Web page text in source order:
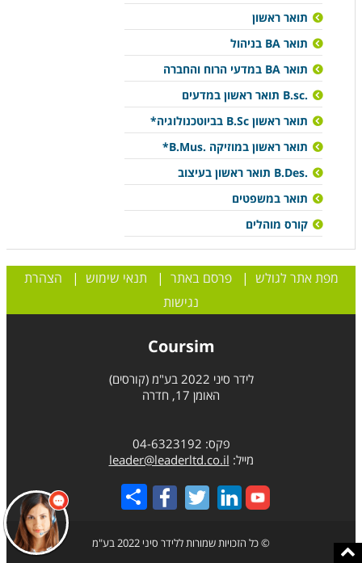
תואר ראשון
תואר BA בניהול
תואר BA במדעי הרוח והחברה
.B.sc תואר ראשון במדעים
תואר ראשון B.Sc בביוטכנולוגיה*
תואר ראשון במוזיקה .B.Mus*
B.Des.‎ תואר ראשון בעיצוב
תואר במשפטים
קורס מוהלים
מפת אתר לגולש |פרסם באתר | תנאי שימוש | הצהרת
נגישות
Coursim
לידר סיני 2022 בע"מ (קורסים)
האומן 17, חדרה
פקס: 04-6323192
מייל: leader@leaderltd.co.il
Share
© כל הזכויות שמורות ללידר סיני 2022 בע"מ